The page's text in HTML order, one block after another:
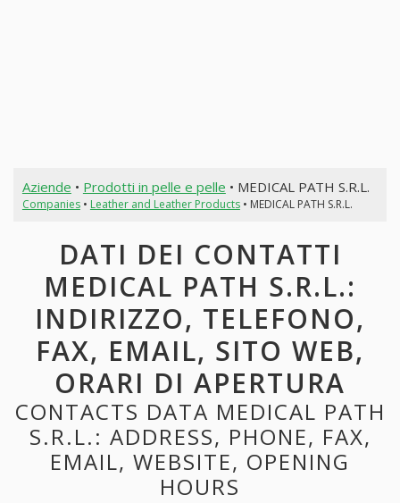
Aziende • Prodotti in pelle e pelle • MEDICAL PATH S.R.L.
Companies• Leather and Leather Products• MEDICAL PATH S.R.L.
DATI DEI CONTATTI
MEDICAL PATH S.R.L.:
INDIRIZZO, TELEFONO,
FAX, EMAIL, SITO WEB,
ORARI DI APERTURA
CONTACTS DATA MEDICAL PATH
S.R.L.: ADDRESS, PHONE, FAX,
EMAIL, WEBSITE, OPENING
HOURS